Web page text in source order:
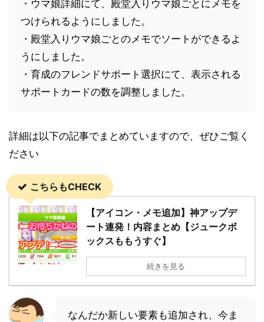
・ウマ娘詳細にて、殿堂入りウマ娘ごとにメモを
つけられるようにしました。
・殿堂入りウマ娘ごとのメモでソートができるよ
うにしました。
・育成のフレンドサポート選択にて、表示される
サポートカードの数を調整しました。
詳細は以下の記事でまとめていますので、ぜひご覧く
ださい
こちらもCHECK
【アイコン・メモ追加】神アップデ
ート連発！内容まとめ【ジュークボ
ックスももうすぐ】
続きを見る
なんだか新しい要素も追加され、今ま